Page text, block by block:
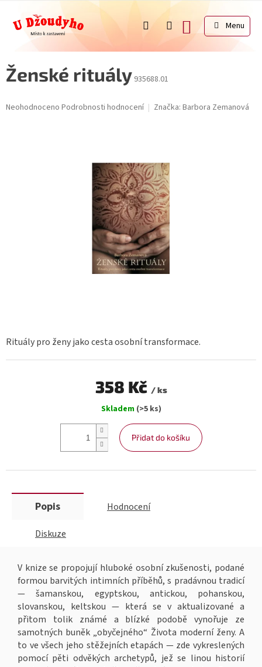
obsah
NÁKUPNÍ
KOŠÍK
Ženské rituály 935688.01
Průměrné
Neohodnoceno Podrobnosti hodnocení Značka: Barbora Zemanová
Rituály pro ženy jako cesta osobní transformace.
358 Kč / ks
cena:
Skladem (>5 ks)
Přidat do košíku
Popis Hodnocení
Diskuze
V knize se propojují hluboké osobní zkušenosti, podané
formou barvitých intimních příběhů, s pradávnou tradicí
— šamanskou, egyptskou, antickou, pohanskou,
slovanskou, keltskou — která se v aktualizované a
přitom tolik známé a blízké podobě vynořuje ze
samotných buněk „obyčejného“ Života moderní ženy. A
to ve všech jeho stěžejních etapách — zde vykreslených
pomocí pěti odvěkých archetypů, jež se linou historií